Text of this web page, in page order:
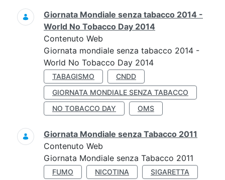
Giornata Mondiale senza tabacco 2014 -
World No Tobacco Day 2014
Contenuto Web
Giornata mondiale senza tabacco 2014 -
World No Tobacco Day 2014
TABAGISMO
CNDD
GIORNATA MONDIALE SENZA TABACCO
NO TOBACCO DAY
OMS
Giornata Mondiale senza Tabacco 2011
Contenuto Web
Giornata Mondiale senza Tabacco 2011
FUMO NICOTINA
SIGARETTA